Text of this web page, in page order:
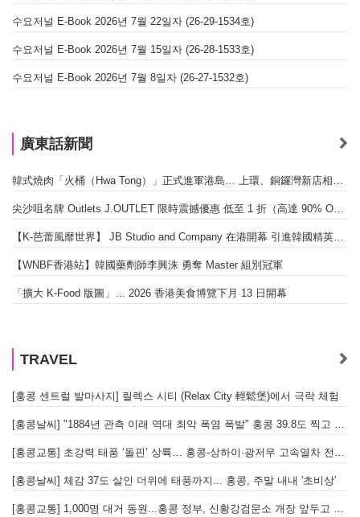
수요저널 E-Book 2026년 7월 22일자 (26-29-1534호)
수요저널 E-Book 2026년 7월 15일자 (26-28-1533호)
수요저널 E-Book 2026년 7월 8일자 (26-27-1532호)
廣東話新聞
【WNBF香港站】韓國藥劑師李興洙 勇奪 Master 組別冠軍
「擴大 K-Food 版圖」… 2026 香港美食博覽下月 13 日開幕
TRAVEL
[홍콩 센트럴 발마사지] 릴렉스 시티 (Relax City 輕鬆堡)에서 극락 체험
[홍콩날씨] 체감 37도 살인 더위에 태풍까지... 홍콩, 주말 내내 '초비상'